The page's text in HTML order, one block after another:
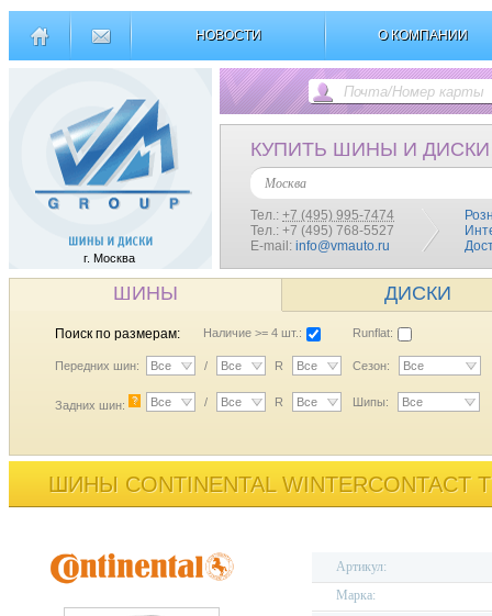
НОВОСТИ О КОМПАНИИ
г. Москва
КУПИТЬ ШИНЫ И ДИСКИ
Москва
Тел.: +7 (495) 995-7474
Тел.: +7 (495) 768-5527
E-mail: info@vmauto.ru
ШИНЫ ДИСКИ
Поиск по размерам: Наличие >= 4 шт.: Runflat:
Передних шин: Все / Все R Все Сезон: Все
Задних шин: ? Все / Все R Все Шипы: Все
ШИНЫ CONTINENTAL WINTERCONTACT
Артикул:
Марка: